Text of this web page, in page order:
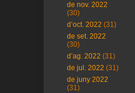
de nov. 2022
(30)
d’oct. 2022 (31)
de set. 2022
(30)
d’ag. 2022 (31)
de jul. 2022 (31)
de juny 2022
(31)